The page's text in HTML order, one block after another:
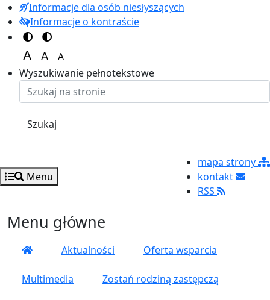
Informacje dla osób niesłyszących
Informacje o kontraście
Przełącz na motyw kolorów
Przełącz na motyw wysokiej widoczności
A
Ustaw rozmiar czcionki na 150%
A
Ustaw rozmiar czcionki na 125%
A
Ustaw rozmiar czcionki na 100%
Wyszukiwanie pełnotekstowe
Szukaj
Menu
mapa strony
kontakt
RSS
Menu główne
Aktualności Oferta wsparcia
Multimedia Zostań rodziną zastępczą